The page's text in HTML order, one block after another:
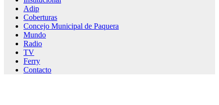
Adip
Coberturas
Concejo Municipal de Paquera
Mundo
Radio
TV
Ferry
Contacto